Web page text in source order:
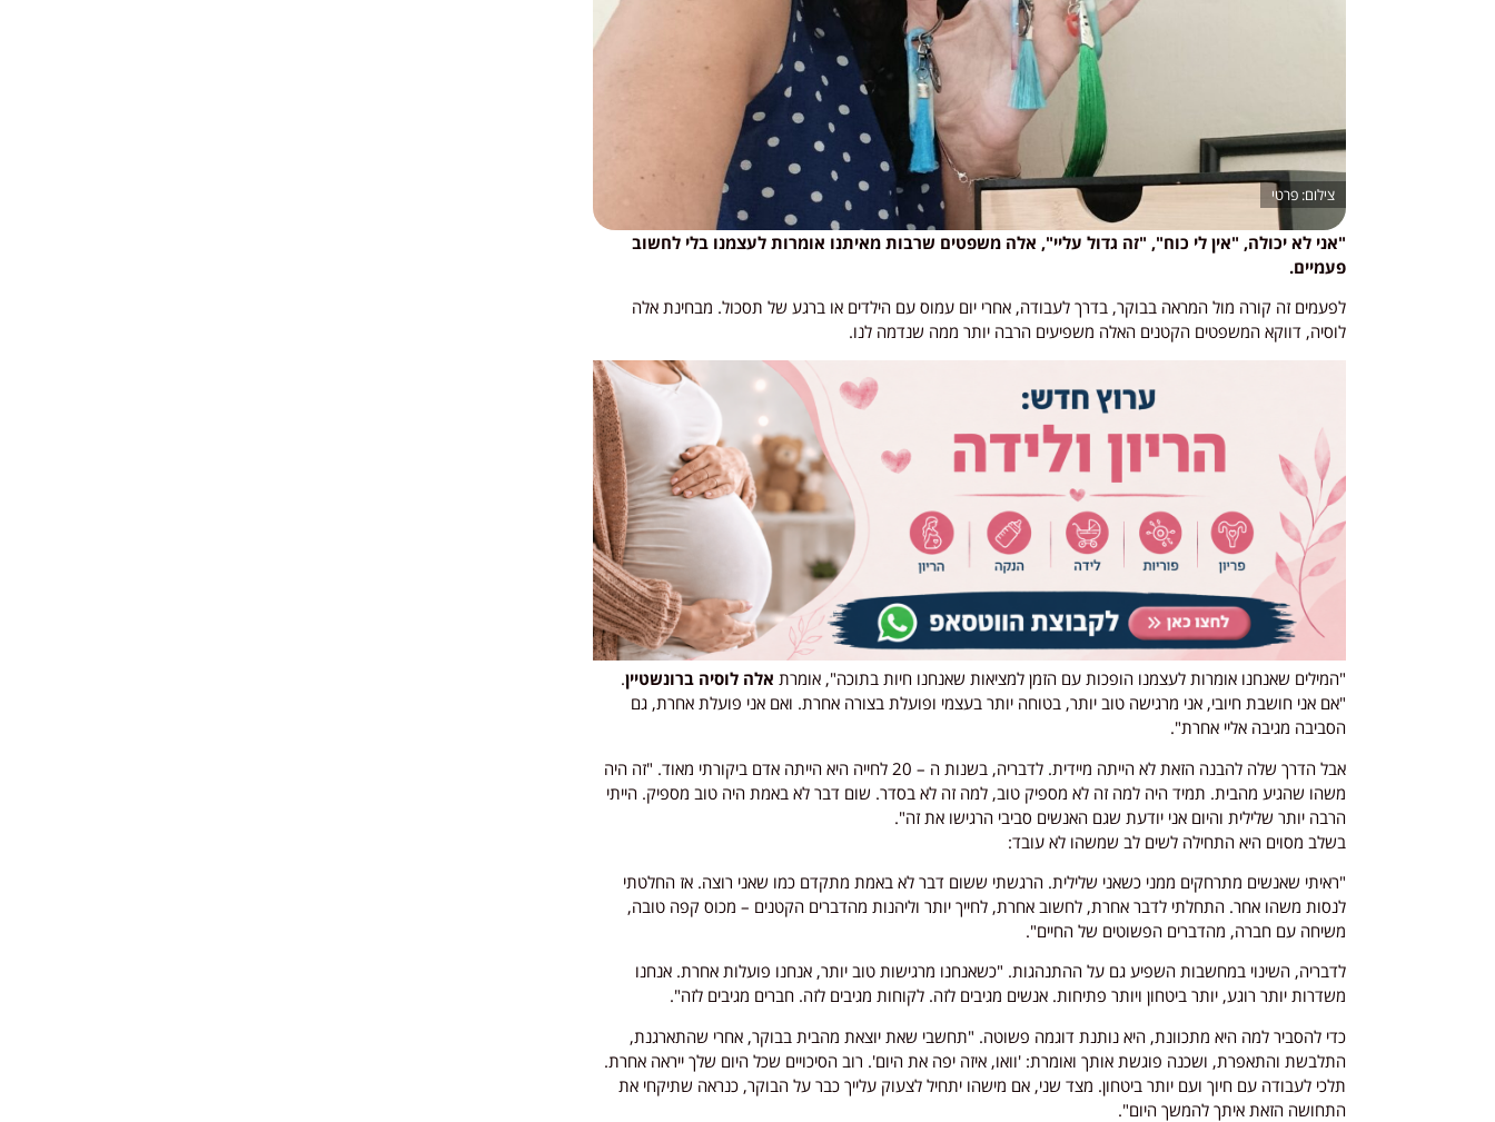
פרטי
"אני לא יכולה, "אין לי כוח", "זה גדול עליי", אלה משפטים שרבות מאיתנו אומרות לעצמנו בלי לחשוב
פעמיים.
לפעמים זה קורה מול המראה בבוקר, בדרך לעבודה, אחרי יום עמוס עם הילדים או ברגע של תסכול. מבחינת אלה
לוסיה, דווקא המשפטים הקטנים האלה משפיעים הרבה יותר ממה שנדמה לנו.
"המילים שאנחנו אומרות לעצמנו הופכות עם הזמן למציאות שאנחנו חיות בתוכה", אומרת אלה לוסיה ברונשטיין.
"אם אני חושבת חיובי, אני מרגישה טוב יותר, בטוחה יותר בעצמי ופועלת בצורה אחרת. ואם אני פועלת אחרת, גם
הסביבה מגיבה אליי אחרת".
אבל הדרך שלה להבנה הזאת לא הייתה מיידית. לדבריה, בשנות ה – 20 לחייה היא הייתה אדם ביקורתי מאוד. "זה היה
משהו שהגיע מהבית. תמיד היה למה זה לא מספיק טוב, למה זה לא בסדר. שום דבר לא באמת היה טוב מספיק. הייתי
הרבה יותר שלילית והיום אני יודעת שגם האנשים סביבי הרגישו את זה".
בשלב מסוים היא התחילה לשים לב שמשהו לא עובד:
"ראיתי שאנשים מתרחקים ממני כשאני שלילית. הרגשתי ששום דבר לא באמת מתקדם כמו שאני רוצה. אז החלטתי
לנסות משהו אחר. התחלתי לדבר אחרת, לחשוב אחרת, לחייך יותר וליהנות מהדברים הקטנים – מכוס קפה טובה,
משיחה עם חברה, מהדברים הפשוטים של החיים".
לדבריה, השינוי במחשבות השפיע גם על ההתנהגות. "כשאנחנו מרגישות טוב יותר, אנחנו פועלות אחרת. אנחנו
משדרות יותר רוגע, יותר ביטחון ויותר פתיחות. אנשים מגיבים לזה. לקוחות מגיבים לזה. חברים מגיבים לזה".
כדי להסביר למה היא מתכוונת, היא נותנת דוגמה פשוטה. "תחשבי שאת יוצאת מהבית בבוקר, אחרי שהתארגנת,
התלבשת והתאפרת, ושכנה פוגשת אותך ואומרת: 'וואו, איזה יפה את היום'. רוב הסיכויים שכל היום שלך ייראה אחרת.
תלכי לעבודה עם חיוך ועם יותר ביטחון. מצד שני, אם מישהו יתחיל לצעוק עלייך כבר על הבוקר, כנראה שתיקחי את
התחושה הזאת איתך להמשך היום".